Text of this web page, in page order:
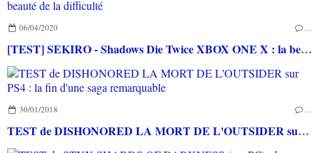
06/04/2020
[TEST] SEKIRO - Shadows Die Twice XBOX ONE X : la beauté de la difficulté
30/01/2018
TEST de DISHONORED LA MORT DE L'OUTSIDER sur PS4 : la fin d'une saga remarquable